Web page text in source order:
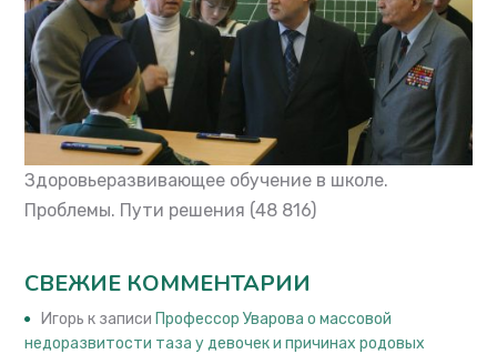
Здоровьеразвивающее обучение в школе.
Проблемы. Пути решения (48 816)
СВЕЖИЕ КОММЕНТАРИИ
Игорь к записи Профессор Уварова о массовой
недоразвитости таза у девочек и причинах родовых